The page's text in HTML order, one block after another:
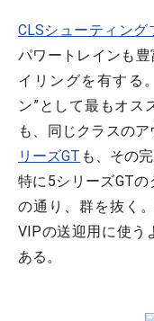
CLSシューティング
パワートレインも
イリングを有する
ン”として最もオス
も、同じクラスの
リーズGT も、その
特に5シリーズGT
の通り、群を抜く
VIPの送迎用に使う
ある。